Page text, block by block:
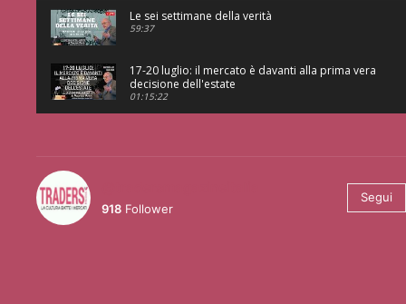
Le sei settimane della verità
59:37
17-20 luglio: il mercato è davanti alla prima vera
decisione dell'estate
01:15:22
918 Follower
Segui